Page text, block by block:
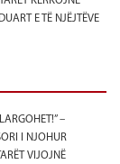
E TË NJËJTËVE
–
I NJOHUR
VIJOJNË